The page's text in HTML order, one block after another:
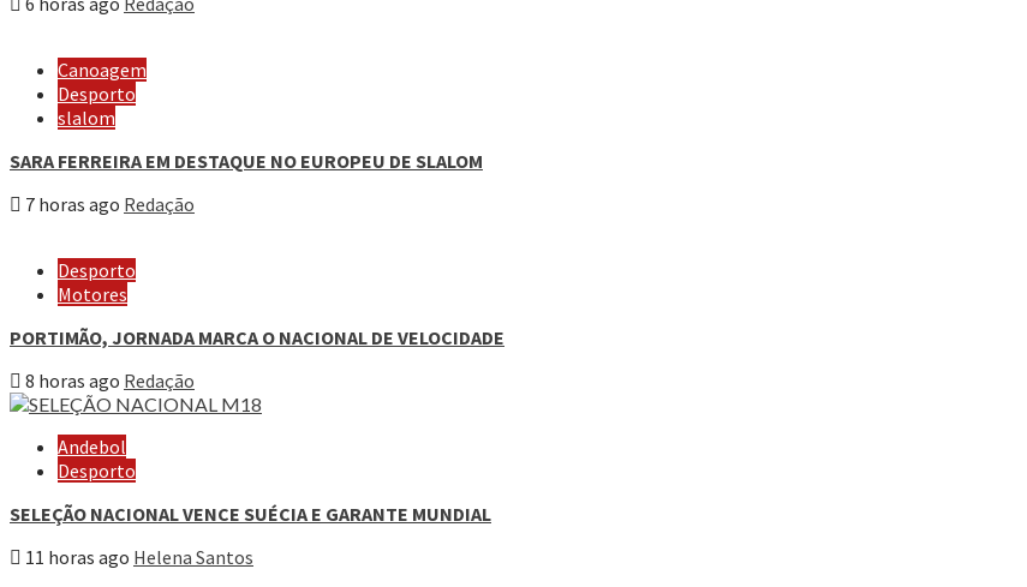
Canoagem
Desporto
slalom
SARA FERREIRA EM DESTAQUE NO EUROPEU DE SLALOM
7 horas ago Redação
Desporto
Motores
PORTIMÃO, JORNADA MARCA O NACIONAL DE VELOCIDADE
8 horas ago Redação
Andebol
Desporto
SELEÇÃO NACIONAL VENCE SUÉCIA E GARANTE MUNDIAL
11 horas ago Helena Santos